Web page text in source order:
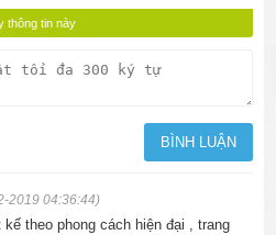
2019 04:36:44)
theo phong cách hiện đại , trang